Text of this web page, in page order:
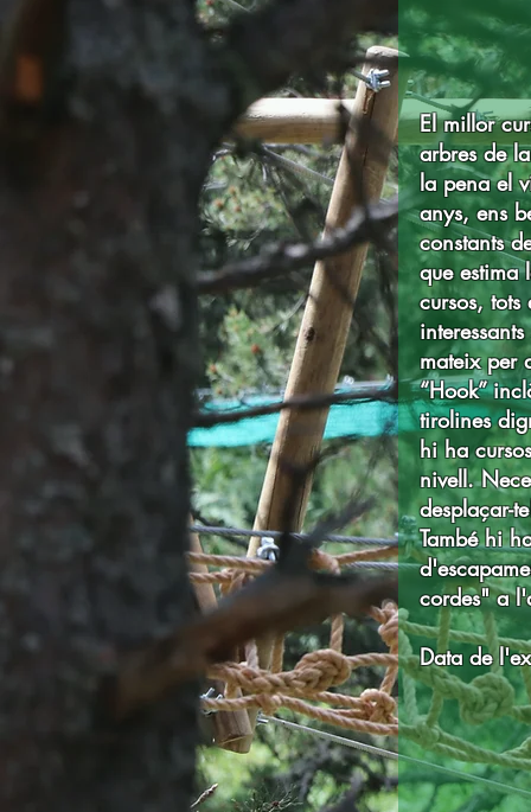
El millor
arbres de
la pena el
anys, ens
constants
que estima
cursos,
mateix per
“Hook”
tirolines
hi ha
nivell.
desplaçar-
També hi
cordes" a
Data de